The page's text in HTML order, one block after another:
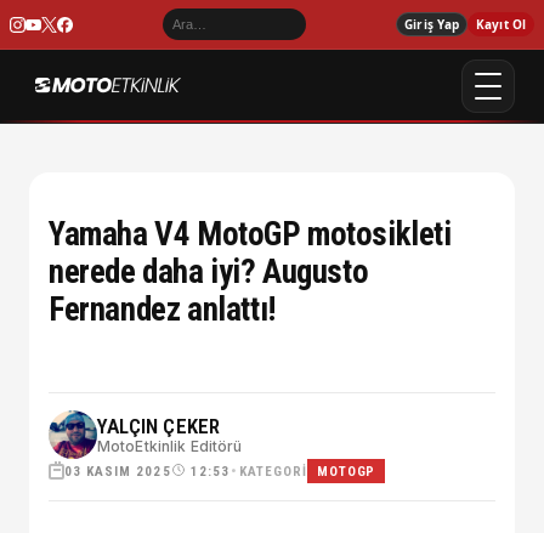
Giriş Yap Kayıt Ol
Yamaha V4 MotoGP motosikleti
nerede daha iyi? Augusto
Fernandez anlattı!
YALÇIN ÇEKER
MotoEtkinlik Editörü
03 KASIM 2025 12:53 • KATEGORI MOTOGP